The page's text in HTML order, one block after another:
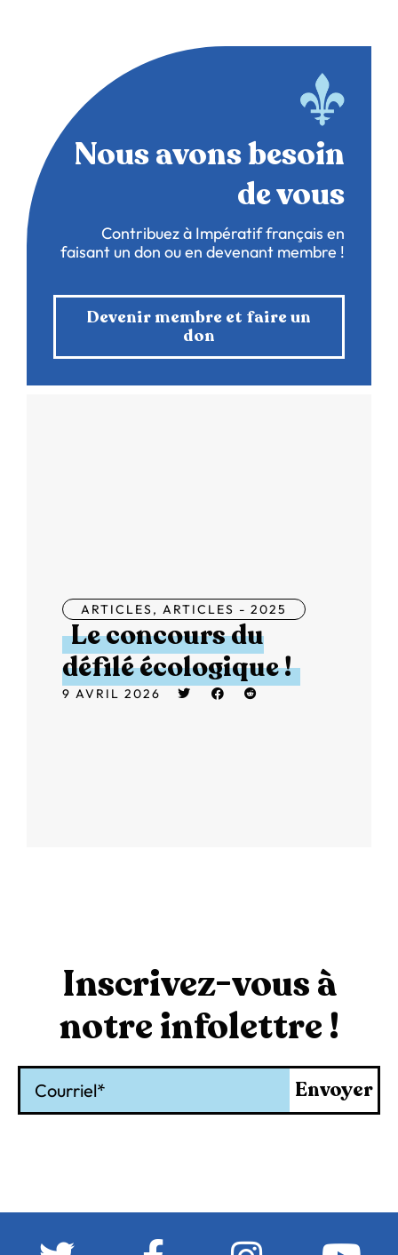
Nous avons besoin
de vous
Contribuez à Impératif français en
faisant un don ou en devenant membre !
Devenir membre et faire un
don
ARTICLES, ARTICLES - 2025
Le concours du
défilé écologique !
9 AVRIL 2026
Inscrivez-vous à
notre infolettre !
Envoyer